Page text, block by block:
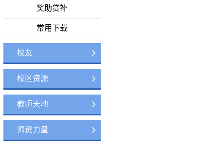
奖助贷补
常用下载
校友
校区资源
教师天地
师资力量